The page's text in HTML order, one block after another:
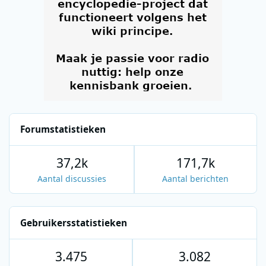
Forumstatistieken
Aantal discussies
37,2k
Aantal berichten
171,7k
Gebruikersstatistieken
3.475 3.082